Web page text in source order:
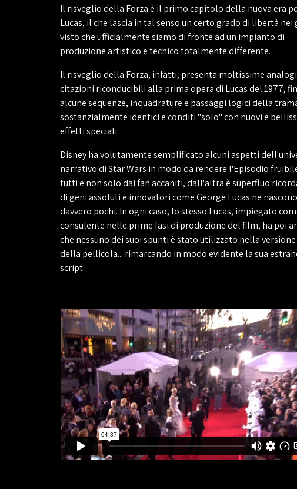
Il risveglio della Forza è il primo capitolo della nuova era
Lucas, il che lascia in tal senso un certo grado di libertà nei
visto che ufficialmente siamo di fronte ad un impianto di
produzione artistico e tecnico totalmente differente.
Il risveglio della Forza, infatti, presenta moltissime
citazioni riconducibili alla prima opera di Lucas del 1977,
alcune sequenze, inquadrature e passaggi logici della
sostanzialmente identici e conditi "solo" con nuovi e
effetti speciali.
Disney ha volutamente semplificato alcuni aspetti
narrativo di Star Wars in modo da rendere l'Episodio
tutti e non solo dai fan accaniti, dall'altra è superfluo
di geni assoluti e innovatori come George Lucas ne nascono
davvero pochi. In ogni caso, lo stesso Lucas, impiegato
consulente nelle prime fasi di produzione del film, ha poi
che nessuno dei suoi spunti è stato utilizzato nella
della pellicola... rimarcando in modo evidente la sua
script.